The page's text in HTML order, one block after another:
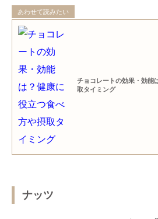
あわせて読みたい
チョコレートの効果・効能
取タイミング
ナッツ